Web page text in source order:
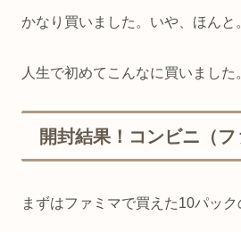
かなり買いました。いや、ほんと
人生で初めてこんなに買いました
開封結果！コンビニ（フ
まずはファミマで買えた10パック